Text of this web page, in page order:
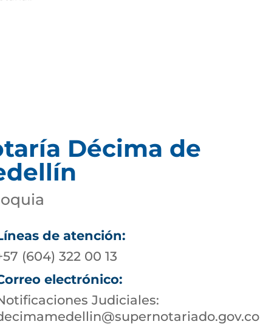
Décima de
de atención:
(604) 322 00 13
electrónico:
Judiciales: